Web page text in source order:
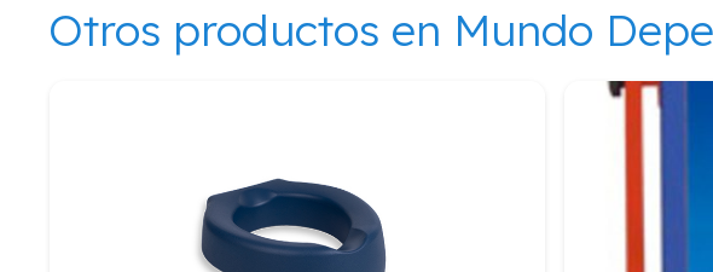
Otros productos en Mundo